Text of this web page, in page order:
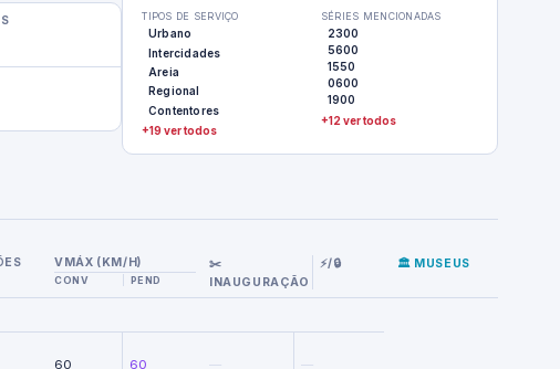
TIPOS DE SERVIÇO
Urbano
Intercidades
Areia
Regional
Contentores
+19 ver todos
SÉRIES MENCIONADAS
2300
5600
1550
0600
1900
+12 ver todos
VMÁX (KM/H)
CONV PEND
✂️
INAUGURAÇÃO
⚡/🔒 🏛️ MUSEUS
60 60 — —